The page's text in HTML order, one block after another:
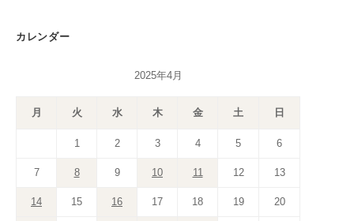
カレンダー
2025年4月
月 火 水 木 金 土 日
1 2 3 4 5 6
7 8 9 10 11 12 13
14 15 16 17 18 19 20